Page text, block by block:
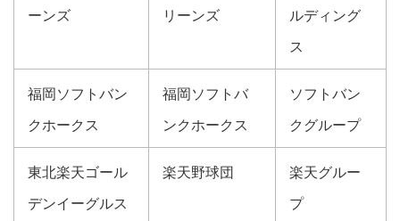
ーンズ リーンズ ルディング
ス
福岡ソフトバン
クホークス
福岡ソフトバ
ンクホークス
ソフトバン
クグループ
東北楽天ゴール
デンイーグルス
楽天野球団 楽天グルー
プ